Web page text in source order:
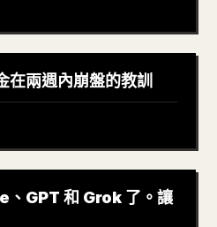
在兩週內崩盤的教訓
、GPT 和 Grok 了。讓